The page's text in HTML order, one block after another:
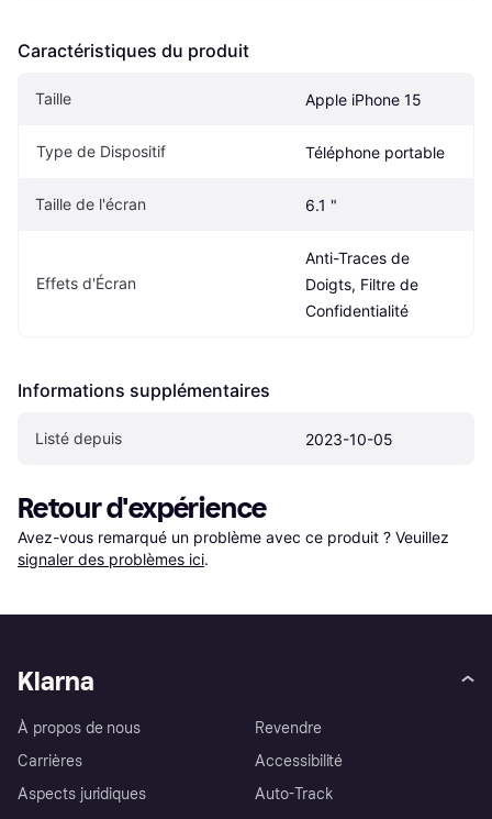
Caractéristiques du produit
Taille Apple iPhone 15
Type de Dispositif Téléphone portable
Taille de l'écran 6.1 "
Effets d'Écran
Anti-Traces de
Doigts, Filtre de
Confidentialité
Informations supplémentaires
Listé depuis 2023-10-05
Retour d'expérience
Avez-vous remarqué un problème avec ce produit ? Veuillez
signaler des problèmes ici.
Klarna
À propos de nous
Carrières
Aspects juridiques
Revendre
Accessibilité
Auto-Track